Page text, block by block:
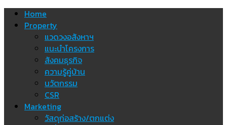
Skip Home
Property
แวดวงอสังหาฯ
แนะนำโครงการ
สังคมธุรกิจ
ความรู้คู่บ้าน
นวัตกรรม
CSR
Marketing
วัสดุก่อสร้าง/ตกแต่ง